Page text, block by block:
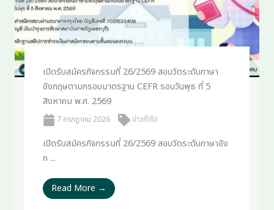
เปิดรับสมัครกิจกรรมที่ 26/2569 สอบวัดระดับภาษา
อังกฤษตามกรอบมาตรฐาน CEFR รอบวันพุธ ที่ 5
สิงหาคม พ.ศ. 2569
7 กรกฎาคม 2026 ข่าวทั่วไป
เปิดรับสมัครกิจกรรมที่ 26/2569 สอบวัดระดับภาษาอัง
ก ...
Read More →